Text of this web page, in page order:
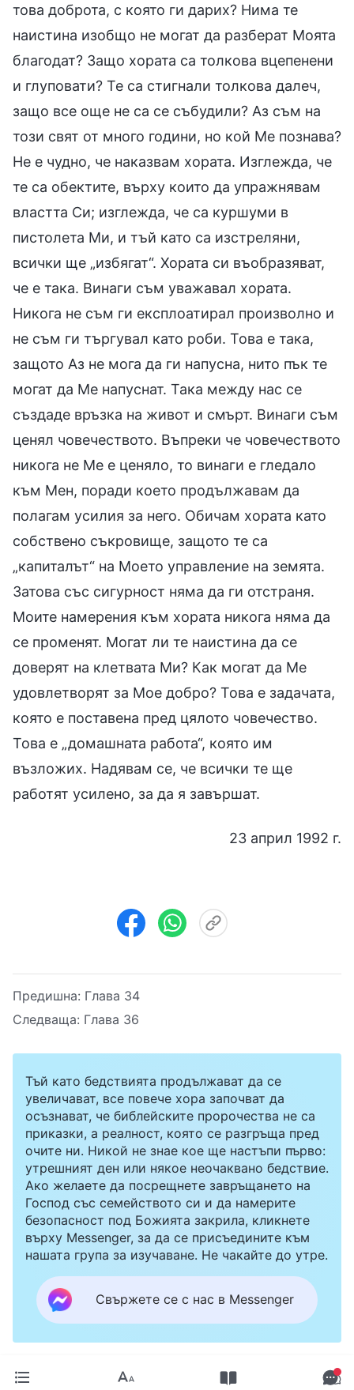
това доброта, с която ги дарих? Нима те
наистина изобщо не могат да разберат Моята
благодат? Защо хората са толкова вцепенени
и глуповати? Те са стигнали толкова далеч,
защо все още не са се събудили? Аз съм на
този свят от много години, но кой Ме познава?
Не е чудно, че наказвам хората. Изглежда, че
те са обектите, върху които да упражнявам
властта Си; изглежда, че са куршуми в
пистолета Ми, и тъй като са изстреляни,
всички ще „избягат“. Хората си въобразяват,
че е така. Винаги съм уважавал хората.
Никога не съм ги експлоатирал произволно и
не съм ги търгувал като роби. Това е така,
защото Аз не мога да ги напусна, нито пък те
могат да Ме напуснат. Така между нас се
създаде връзка на живот и смърт. Винаги съм
ценял човечеството. Въпреки че човечеството
никога не Ме е ценяло, то винаги е гледало
към Мен, поради което продължавам да
полагам усилия за него. Обичам хората като
собствено съкровище, защото те са
„капиталът“ на Моето управление на земята.
Затова със сигурност няма да ги отстраня.
Моите намерения към хората никога няма да
се променят. Могат ли те наистина да се
доверят на клетвата Ми? Как могат да Ме
удовлетворят за Мое добро? Това е задачата,
която е поставена пред цялото човечество.
Това е „домашната работа“, която им
възложих. Надявам се, че всички те ще
работят усилено, за да я завършат.
23 април 1992 г.
Предишна: Глава 34
Следваща: Глава 36
Тъй като бедствията продължават да се
увеличават, все повече хора започват да
осъзнават, че библейските пророчества не са
приказки, а реалност, която се разгръща пред
очите ни. Никой не знае кое ще настъпи първо:
утрешният ден или някое неочаквано бедствие.
Ако желаете да посрещнете завръщането на
Господ със семейството си и да намерите
безопасност под Божията закрила, кликнете
върху Messenger, за да се присъедините към
нашата група за изучаване. Не чакайте до утре.
Свържете се с нас в Messenger